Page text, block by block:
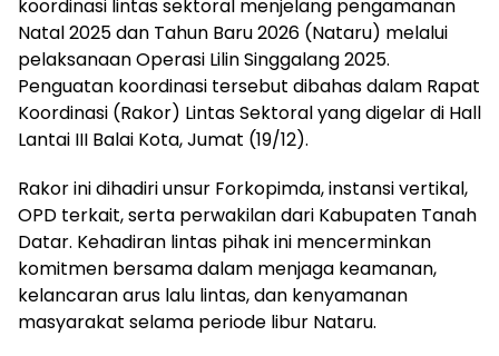
koordinasi lintas sektoral menjelang pengamanan
Natal 2025 dan Tahun Baru 2026 (Nataru) melalui
pelaksanaan Operasi Lilin Singgalang 2025.
Penguatan koordinasi tersebut dibahas dalam Rapat
Koordinasi (Rakor) Lintas Sektoral yang digelar di Hall
Lantai III Balai Kota, Jumat (19/12).
Rakor ini dihadiri unsur Forkopimda, instansi vertikal,
OPD terkait, serta perwakilan dari Kabupaten Tanah
Datar. Kehadiran lintas pihak ini mencerminkan
komitmen bersama dalam menjaga keamanan,
kelancaran arus lalu lintas, dan kenyamanan
masyarakat selama periode libur Nataru.